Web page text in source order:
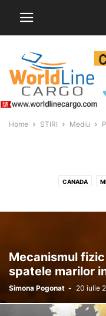
Home STIRI Mediu
CANADA
Mecanismul
spatele marilor
Simona Pogonat - 20 iulie